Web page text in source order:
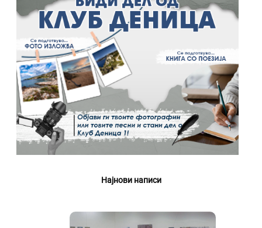
Најнови написи